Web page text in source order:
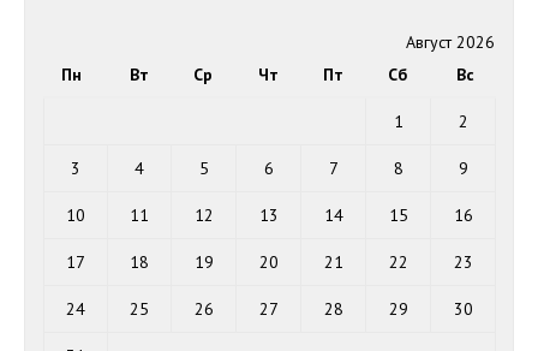
Август 2026
Пн
Вт Ср Чт Пт Сб Вс
1 2
3 4 5 6 7 8 9
10 11 12 13 14 15 16
17 18 19 20 21 22 23
24 25 26 27 28 29 30